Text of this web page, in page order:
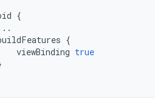
{
{
viewBinding true